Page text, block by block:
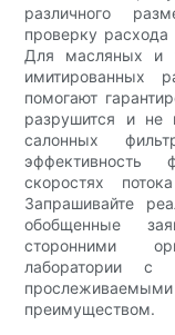
различного
проверку
Для масляных и
имитированных
помогают
разрушится и
салонных
эффективность
скоростях
Запрашивайте
обобщенные
сторонними
лаборатории с
преимуществом.